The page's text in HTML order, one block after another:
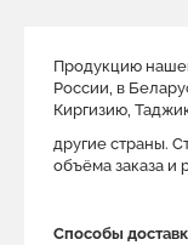
Продукцию
России, в
Киргизию,
другие страны.
объёма заказа и
Способы